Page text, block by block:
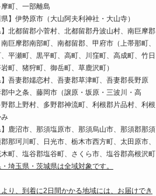
町、一部離島
】伊勢原市（大山阿夫利神社・大山寺）
北都留郡小菅村、北都留郡丹波山村、南巨摩郡
巨摩郡南部町、南都留郡、甲府市（上帯那町、
平瀬町、黒平町、高町、川窪町、高成町、竹日
町、猪狩町、御岳町、草鹿沢町）
吾妻郡嬬恋村、吾妻郡草津町、吾妻郡長野原
中之条、藤岡市（譲原・坂原・三波川・高
郡上野村、多野郡神流町、利根郡片品村、利根
鹿沼市、那須塩原市、那須烏山市、那須郡那須
那珂川町、日光市、栃木市西方町、太田原市、
町、塩谷郡塩谷町、さくら市、塩谷郡高根沢町
埼玉県・茨城県は全域対象です。
り、到着に2日間かかる地域には、お届けでき